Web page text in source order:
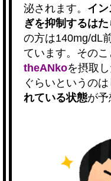
泌されます。 イ
ぎを抑制するは
の方は140mg/dL
ています。その
theANkoを摂取
ぐらいというのは
れている状態が予